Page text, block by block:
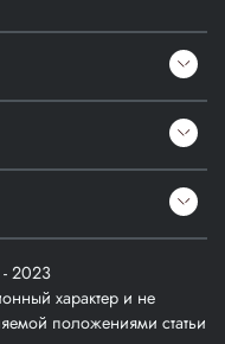
2023
характер и не
положениями статьи